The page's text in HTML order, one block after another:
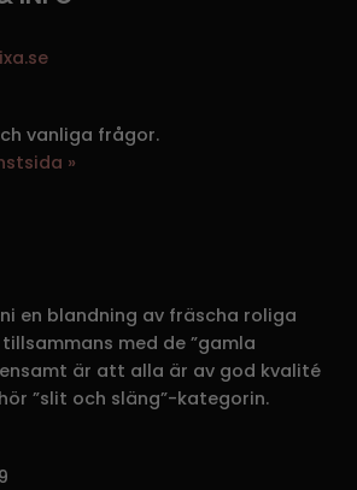
vanliga frågor.
»
en blandning av fräscha roliga
med de ”gamla
är att alla är av god kvalité
”slit och släng”-kategorin.